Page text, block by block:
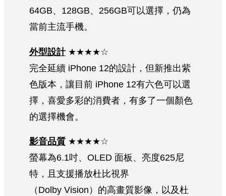
64GB、128GB、256GB可以選擇，仍為
當前主流手機。
外型設計★★★★☆
完全延續 iPhone 12的設計，但新推出紫
色版本，讓目前 iPhone 12有六色可以選
擇，喜愛多彩的消費者，有多了一個顏色
的選擇機會。
影音品質 ★★★★☆
螢幕為6.1吋、OLED 面板、亮度625尼
特，且支援播放杜比視界
（Dolby Vision）的高畫質影像，以及杜